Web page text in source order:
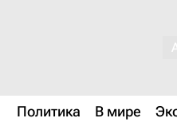
Политика В мире